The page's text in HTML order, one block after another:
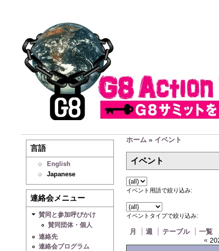
言語
English
Japanese
連絡会メニュー
賛同と参加呼びかけ
賛同団体・個人
連絡先
連絡会プログラム
ホーム » イベント
イベント
イベント用語で絞り込み:
イベントタイプで絞り込み:
月 週 テーブル
一覧
«